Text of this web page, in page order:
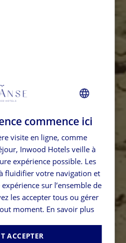
FRENCH
GERMAN
SPANISH
ENGLISH
commence ici
visite en ligne, comme
Inwood Hotels veille à
expérience possible. Les
fluidifier votre navigation et
sur l’ensemble de
les accepter tous ou gérer
moment. En savoir plus
ACCEPTER